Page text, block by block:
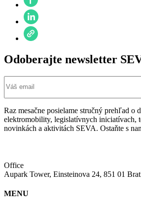
Odoberajte newsletter
Raz mesačne posielame stručný prehľad o
elektromobility, legislatívnych iniciatívach,
novinkách a aktivitách SEVA. Ostaňte s
Office
Aupark Tower, Einsteinova 24, 851 01
MENU